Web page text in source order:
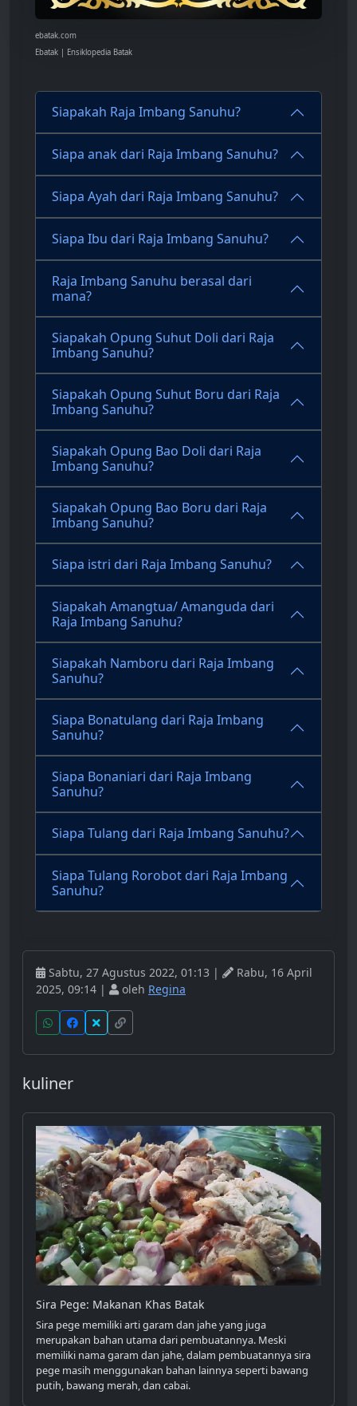
ebatak.com
Ebatak | Ensiklopedia Batak
Siapakah Raja Imbang Sanuhu?
Siapa anak dari Raja Imbang Sanuhu?
Siapa Ayah dari Raja Imbang Sanuhu?
Siapa Ibu dari Raja Imbang Sanuhu?
Raja Imbang Sanuhu berasal dari
mana?
Siapakah Opung Suhut Doli dari Raja
Imbang Sanuhu?
Siapakah Opung Suhut Boru dari Raja
Imbang Sanuhu?
Siapakah Opung Bao Doli dari Raja
Imbang Sanuhu?
Siapakah Opung Bao Boru dari Raja
Imbang Sanuhu?
Siapa istri dari Raja Imbang Sanuhu?
Siapakah Amangtua/ Amanguda dari
Raja Imbang Sanuhu?
Siapakah Namboru dari Raja Imbang
Sanuhu?
Siapa Bonatulang dari Raja Imbang
Sanuhu?
Siapa Bonaniari dari Raja Imbang
Sanuhu?
Siapa Tulang dari Raja Imbang Sanuhu?
Siapa Tulang Rorobot dari Raja Imbang
Sanuhu?
Sabtu, 27 Agustus 2022, 01:13 |
Rabu, 16 April
2025, 09:14 |
oleh Regina
kuliner
Sira Pege: Makanan Khas Batak
Sira pege memiliki arti garam dan jahe yang juga
merupakan bahan utama dari pembuatannya. Meski
memiliki nama garam dan jahe, dalam pembuatannya sira
pege masih menggunakan bahan lainnya seperti bawang
putih, bawang merah, dan cabai.